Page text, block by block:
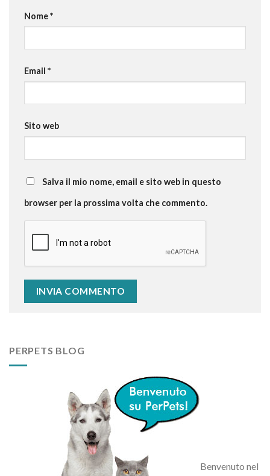
Nome*
Email *
Sito web
Salva il mio nome, email e sito web in questo
browser per la prossima volta che commento.
PERPETS BLOG
Benvenuto nel